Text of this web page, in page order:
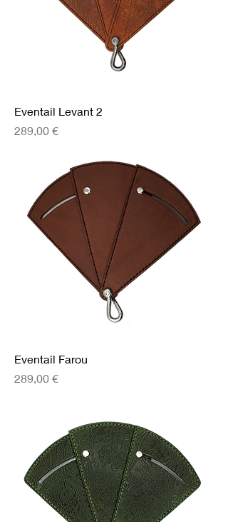
Eventail Levant 2
Prix
289,00 €
Eventail Farou
Prix
289,00 €